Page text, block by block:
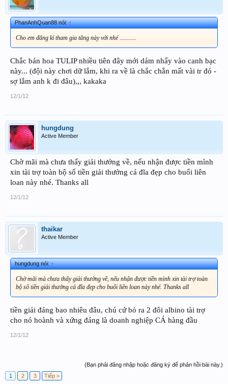
PhanAnhQuan88 nói:↑
Cho em đăng kí tham gia tăng này với nhé ...........
Chắc bán hoa TULIP nhiều tiên đây mới dám nhẩy vào canh bạc
này... (đội này chơi dữ lắm, khi ra về là chắc chắn mất vài tr đó -
sợ lắm anh k đi đâu),,, kakaka
12/1/12
hungdung
Active Member
Chờ mãi mà chưa thấy giải thưởng về, nếu nhận được tiền mình
xin tài trợ toàn bộ số tiền giải thưởng cá đĩa đẹp cho buổi liên
loan này nhé. Thanks all
12/1/12
thaikar
Active Member
hungdung nói:↑
Chờ mãi mà chưa thấy giải thưởng về, nếu nhận được tiền mình xin tài trợ toàn
bộ số tiền giải thưởng cá đĩa đẹp cho buổi liên loan này nhé. Thanks all
tiền giải đáng bao nhiêu đâu, chú cứ bỏ ra 2 đôi albino tài trợ
cho nó hoành và xứng đáng là doanh nghiệp CÁ hàng đầu
12/1/12
(Bạn phải đăng nhập hoặc đăng ký để phản hồi bài này.)
1
2 3 Tiếp >